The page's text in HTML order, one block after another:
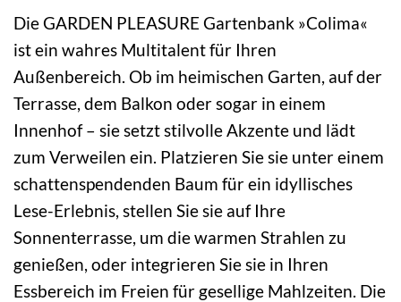
Die GARDEN PLEASURE Gartenbank »Colima«
ist ein wahres Multitalent für Ihren
Außenbereich. Ob im heimischen Garten, auf der
Terrasse, dem Balkon oder sogar in einem
Innenhof – sie setzt stilvolle Akzente und lädt
zum Verweilen ein. Platzieren Sie sie unter einem
schattenspendenden Baum für ein idyllisches
Lese-Erlebnis, stellen Sie sie auf Ihre
Sonnenterrasse, um die warmen Strahlen zu
genießen, oder integrieren Sie sie in Ihren
Essbereich im Freien für gesellige Mahlzeiten. Die